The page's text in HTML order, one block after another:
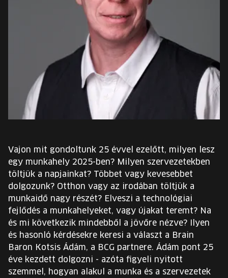
EURÓPA JÖVŐFESZTIVÁLJA
INGYENES DIÁK- ÉS TANÁRREGISZTRÁCIÓ
JEGYEK
KOSÁR
EN
Change
language:
EN
Vajon mit gondoltunk 25 évvel ezelőtt, milyen lesz
egy munkahely 2025-ben? Milyen szervezetekben
töltjük a napjainkat? Többet vagy kevesebbet
dolgozunk? Otthon vagy az irodában töltjük a
munkaidő nagy részét? Elveszi a technológiai
fejlődés a munkahelyeket, vagy újakat teremt? Na
és mi következik mindebből a jövőre nézve? Ilyen
és hasonló kérdésekre keresi a választ a Brain
Baron Kotsis Ádám, a BCG partnere. Ádám pont 25
éve kezdett dolgozni - azóta figyeli nyitott
szemmel, hogyan alakul a munka és a szervezetek